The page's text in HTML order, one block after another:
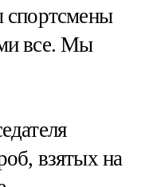
спортсмены
все. Мы
взятых на